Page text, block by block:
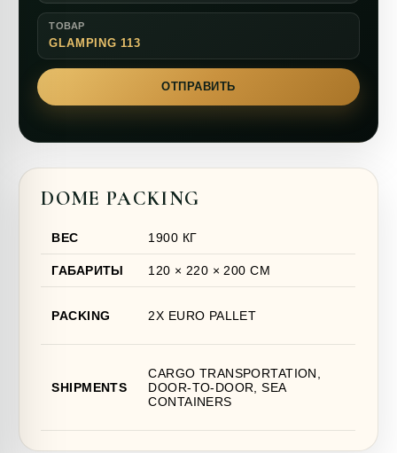
ТОВАР
GLAMPING 113
ОТПРАВИТЬ
DOME PACKING
ВЕС 1900 КГ
ГАБАРИТЫ 120 × 220 × 200 СМ
PACKING 2X EURO PALLET
SHIPMENTS
CARGO TRANSPORTATION,
DOOR-TO-DOOR, SEA
CONTAINERS